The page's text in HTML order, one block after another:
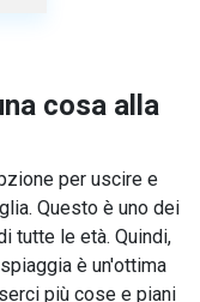
cosa alla
per uscire e
Questo è uno dei
tutte le età. Quindi,
è un'ottima
più cose e piani